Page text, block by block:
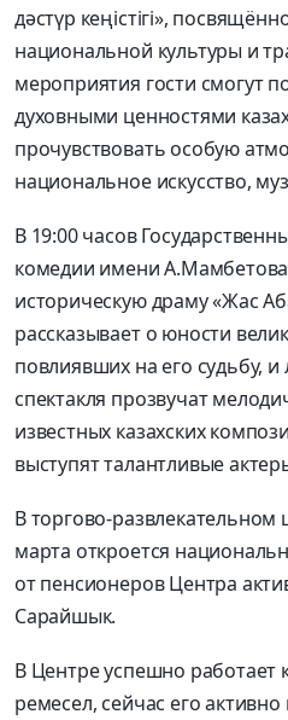
дәстүр кеңістігі»,
национальной культуры и
мероприятия гости смогут
духовными ценностями
прочувствовать особую
национальное искусство,
В 19:00 часов
комедии имени
историческую драму «Жас
рассказывает о юности
повлиявших на его судьбу,
спектакля прозвучат
известных казахских
выступят талантливые
В торгово-развлекательном
марта откроется
от пенсионеров Центра
Сарайшык.
В Центре успешно работает
ремесел, сейчас его